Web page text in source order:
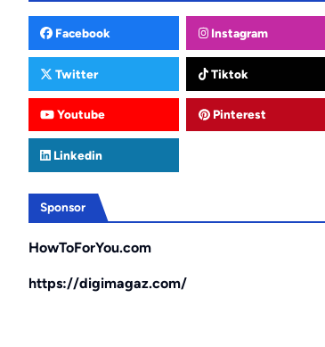
Facebook Instagram
Twitter Tiktok
Youtube Pinterest
Linkedin
Sponsor
HowToForYou.com
https://digimagaz.com/